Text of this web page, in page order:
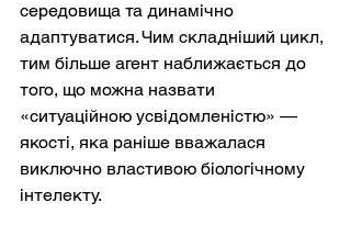
середовища та динамічно
адаптуватися. Чим складніший цикл,
тим більше агент наближається до
того, що можна назвати
«ситуаційною усвідомленістю» —
якості, яка раніше вважалася
виключно властивою біологічному
інтелекту.